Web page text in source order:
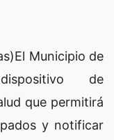
Municipio de
de
que permitirá
y notificar